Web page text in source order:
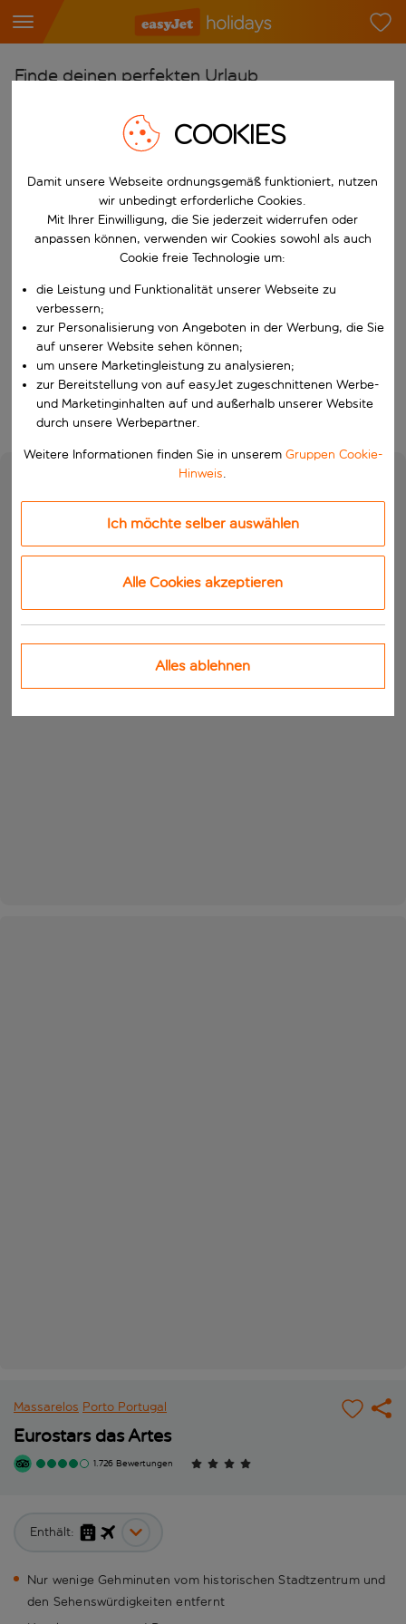
Finde deinen perfekten Urlaub
Flughafen wählen
Beginne mit der Eingabe für die automatische
Reiseziel wählen
Nach
Wähle ein Ab- und Rückflugdatum aus.
Reisezeitraum wählen
Wann
Wer
Suchen
Massarelos Porto Portugal
Eurostars das Artes
1.726 Bewertungen
Enthält:
Nur wenige Gehminuten vom historischen Stadtzentrum und
den Sehenswürdigkeiten entfernt
COOKIES
Damit unsere Webseite ordnungsgemäß funktioniert, nutzen
wir unbedingt erforderliche Cookies.
Mit Ihrer Einwilligung, die Sie jederzeit widerrufen oder
anpassen können, verwenden wir Cookies sowohl als auch
Cookie freie Technologie um:
die Leistung und Funktionalität unserer Webseite zu
verbessern;
zur Personalisierung von Angeboten in der Werbung, die Sie
auf unserer Website sehen können;
um unsere Marketingleistung zu analysieren;
zur Bereitstellung von auf easyJet zugeschnittenen Werbe-
und Marketinginhalten auf und außerhalb unserer Website
durch unsere Werbepartner.
Weitere Informationen finden Sie in unserem Gruppen Cookie-
Hinweis.
Ich möchte selber auswählen
Alle Cookies akzeptieren
Alles ablehnen